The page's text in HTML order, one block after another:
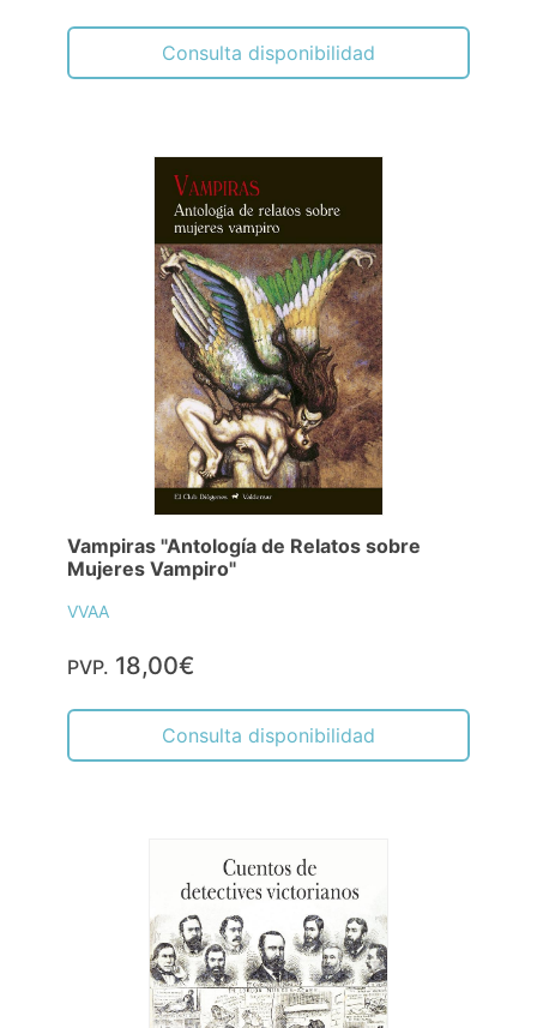
Consulta disponibilidad
Vampiras "Antología de Relatos sobre
Mujeres Vampiro"
VVAA
PVP. 18,00€
Consulta disponibilidad